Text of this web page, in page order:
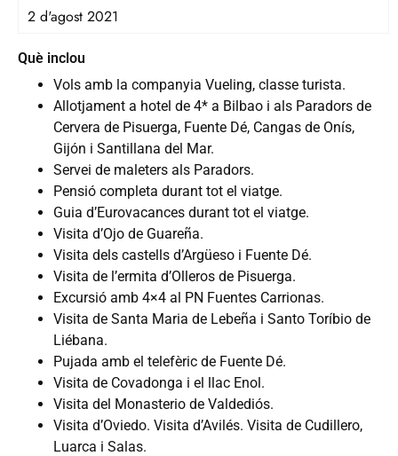
2 d'agost 2021
Què inclou
Vols amb la companyia Vueling, classe turista.
Allotjament a hotel de 4* a Bilbao i als Paradors de
Cervera de Pisuerga, Fuente Dé, Cangas de Onís,
Gijón i Santillana del Mar.
Servei de maleters als Paradors.
Pensió completa durant tot el viatge.
Guia d’Eurovacances durant tot el viatge.
Visita d’Ojo de Guareña.
Visita dels castells d’Argüeso i Fuente Dé.
Visita de l’ermita d’Olleros de Pisuerga.
Excursió amb 4×4 al PN Fuentes Carrionas.
Visita de Santa Maria de Lebeña i Santo Toríbio de
Liébana.
Pujada amb el telefèric de Fuente Dé.
Visita de Covadonga i el llac Enol.
Visita del Monasterio de Valdediós.
Visita d’Oviedo. Visita d’Avilés. Visita de Cudillero,
Luarca i Salas.